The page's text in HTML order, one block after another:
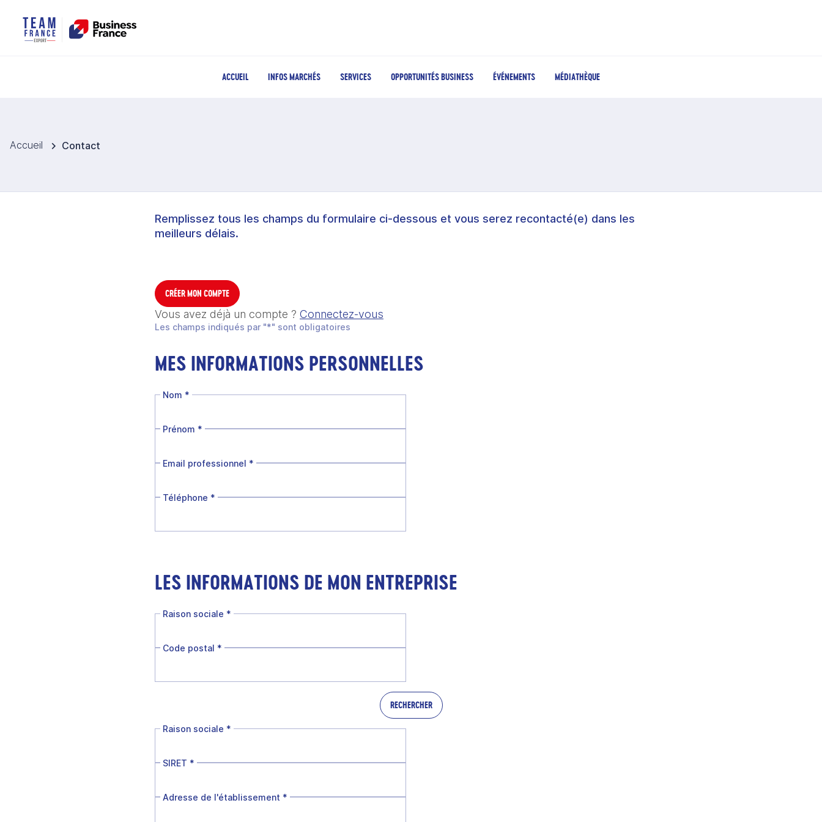
ACCUEIL INFOS MARCHÉS SERVICES OPPORTUNITÉS BUSINESS ÉVÉNEMENTS MÉDIATHÈQUE
Accueil Contact
Remplissez tous les champs du formulaire ci-dessous et vous serez recontacté(e) dans les
meilleurs délais.
CRÉER MON COMPTE
Vous avez déjà un compte ? Connectez-vous
Les champs indiqués par "*" sont obligatoires
MES INFORMATIONS PERSONNELLES
Nom *
Prénom *
Email professionnel *
Téléphone *
LES INFORMATIONS DE MON ENTREPRISE
Raison sociale *
Code postal *
RECHERCHER
Raison sociale *
SIRET *
Adresse de l'établissement *